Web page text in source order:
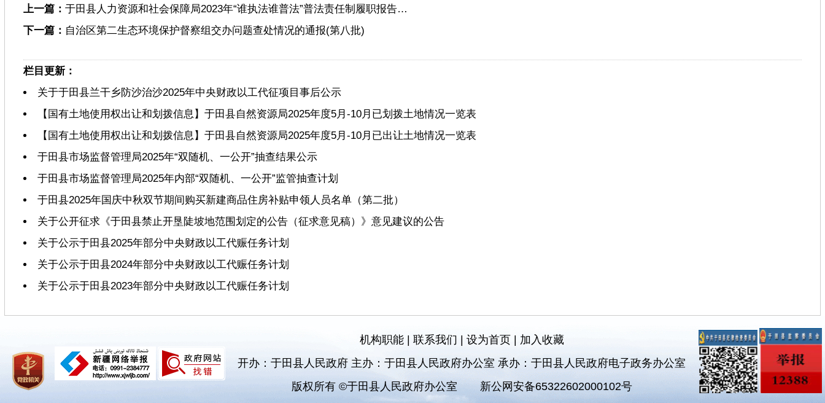
上一篇： 于田县人力资源和社会保障局2023年“谁执法谁普法”普法责任制履职报告…
下一篇： 自治区第二生态环境保护督察组交办问题查处情况的通报(第八批)
栏目更新：
关于于田县兰干乡防沙治沙2025年中央财政以工代征项目事后公示
【国有土地使用权出让和划拨信息】于田县自然资源局2025年度5月-10月已划拨土地情况一览表
【国有土地使用权出让和划拨信息】于田县自然资源局2025年度5月-10月已出让土地情况一览表
于田县市场监督管理局2025年“双随机、一公开”抽查结果公示
于田县市场监督管理局2025年内部“双随机、一公开”监管抽查计划
于田县2025年国庆中秋双节期间购买新建商品住房补贴申领人员名单（第二批）
关于公开征求《于田县禁止开垦陡坡地范围划定的公告（征求意见稿）》意见建议的公告
关于公示于田县2025年部分中央财政以工代赈任务计划
关于公示于田县2024年部分中央财政以工代赈任务计划
关于公示于田县2023年部分中央财政以工代赈任务计划
机构职能| 联系我们 | 设为首页| 加入收藏
开办：于田县人民政府 主办：于田县人民政府办公室 承办：于田县人民政府电子政务办公室
版权所有 ©于田县人民政府办公室
新公网安备65322602000102号